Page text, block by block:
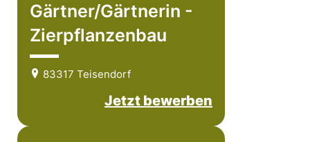
Gärtner/Gärtnerin -
Zierpflanzenbau
83317 Teisendorf
Jetzt bewerben